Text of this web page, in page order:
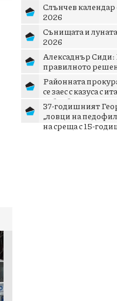
Слънчев календар
2026
Сънищата и луната
2026
Алексаднър
правилното
на патриотичното
Районната
се заес с казуса с
тийнейджъри в
37-годишният
„ловци на
на среща с 15-